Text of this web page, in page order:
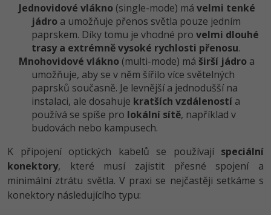
Jednovidové vlákno (single-mode) mávelmi tenké
jádro a umožňuje přenos světla pouze jedním
paprskem. Díky tomu je vhodné pro velmi dlouhé
trasy a extrémně vysoké rychlosti přenosu.
Mnohovidové vlákno (multi-mode) má širší jádro a
umožňuje, aby se v něm šířilo více světelných
paprsků současně. Je levnější a jednodušší na
instalaci, ale dosahuje kratších vzdáleností a
používá se spíše pro lokální sítě, například v
budovách nebo kampusech.
K připojení optických kabelů se používají speciální
konektory, které musí zajistit přesné spojení a
minimální ztrátu světla. V praxi se nejčastěji setkáme s
konektory následujícího typu: